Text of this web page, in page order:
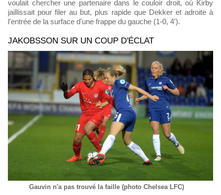
voulait chercher une partenaire dans le couloir droit, où Kirby
jaillissait pour filer au but, plus rapide que Dekker et adroite à
l'entrée de la surface d'une frappe du gauche (1-0, 4').
JAKOBSSON SUR UN COUP D'ÉCLAT
Gauvin n'a pas trouvé la faille (photo Chelsea LFC)